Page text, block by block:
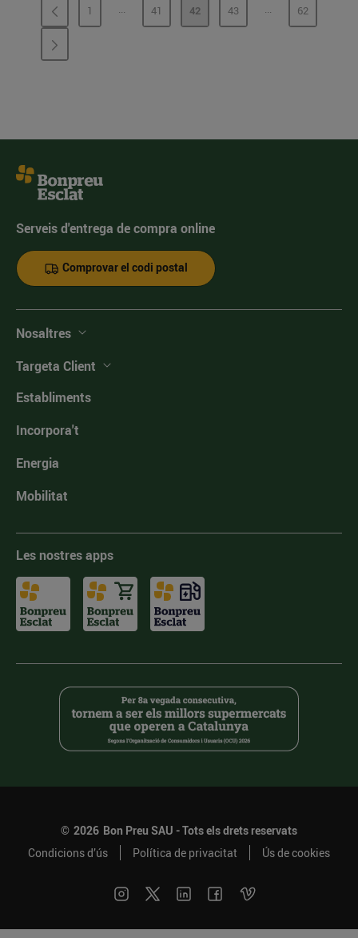
PÀGINA
1 ...PÀGINES INTERMÈDIES
PÀGINA
41 PÀGINA
42 PÀGINA
43 ...PÀGINESPÀGINA
62
Serveis d'entrega de compra online
Comprovar el codi postal
Nosaltres
Targeta Client
Establiments
Incorpora't
Energia
Mobilitat
Les nostres apps
© 2026 Bon Preu SAU - Tots els drets reservats
Condicions d’ús
Política de privacitat Ús de cookies